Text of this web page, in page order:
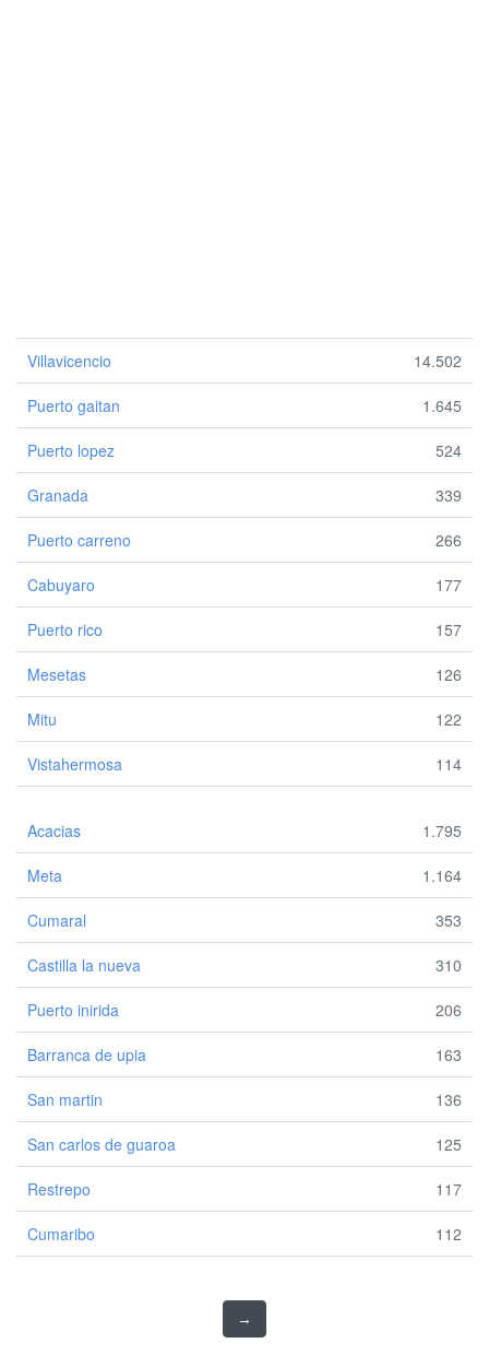
Villavicencio 14.502
Puerto gaitan 1.645
Puerto lopez 524
Granada 339
Puerto carreno 266
Cabuyaro 177
Puerto rico 157
Mesetas 126
Mitu 122
Vistahermosa 114
Acacias 1.795
Meta 1.164
Cumaral 353
Castilla la nueva 310
Puerto inirida 206
Barranca de upia 163
San martin 136
San carlos de guaroa 125
Restrepo 117
Cumaribo 112
→